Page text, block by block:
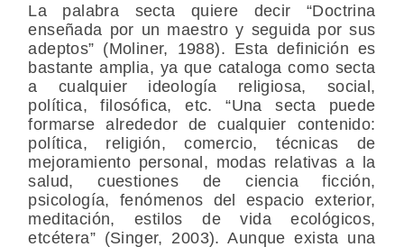
La palabra secta quiere decir “Doctrina
enseñada por un maestro y seguida por sus
adeptos” (Moliner, 1988). Esta definición es
bastante amplia, ya que cataloga como secta
a cualquier ideología religiosa, social,
política, filosófica, etc. “Una secta puede
formarse alrededor de cualquier contenido:
política, religión, comercio, técnicas de
mejoramiento personal, modas relativas a la
salud, cuestiones de ciencia ficción,
psicología, fenómenos del espacio exterior,
meditación, estilos de vida ecológicos,
etcétera” (Singer, 2003). Aunque exista una